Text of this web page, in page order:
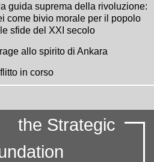
guida suprema della rivoluzione:
come bivio morale per il popolo
sfide del XXI secolo
allo spirito di Ankara
in corso
the Strategic